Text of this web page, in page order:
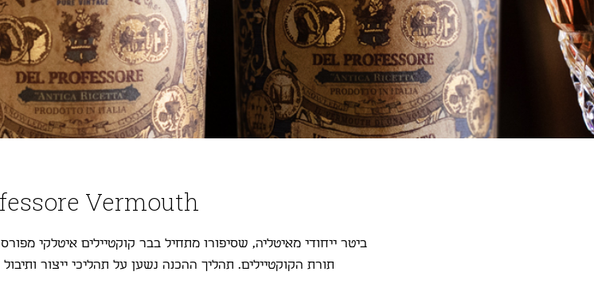
Vermouth
ביטר ייחודי מאיטליה, שסיפורו מתחיל בבר קוקטיילים איטלקי
תורת הקוקטיילים. תהליך ההכנה נשען על תהליכי ייצור